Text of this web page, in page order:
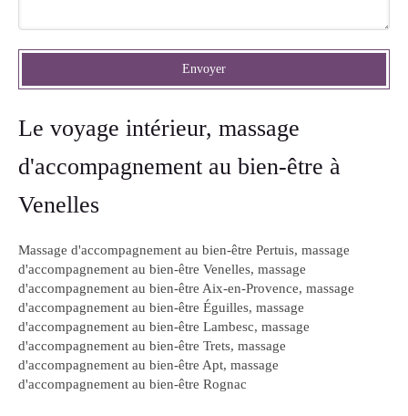
Envoyer
Le voyage intérieur, massage
d'accompagnement au bien-être à
Venelles
Massage d'accompagnement au bien-être Pertuis, massage
d'accompagnement au bien-être Venelles, massage
d'accompagnement au bien-être Aix-en-Provence, massage
d'accompagnement au bien-être Éguilles, massage
d'accompagnement au bien-être Lambesc, massage
d'accompagnement au bien-être Trets, massage
d'accompagnement au bien-être Apt, massage
d'accompagnement au bien-être Rognac